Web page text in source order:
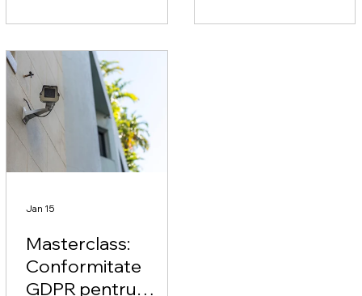
Privacy Learning Online.
clienților, angajaților și
Masterclass:
Conformitate
GDPR pentru
Jan 15